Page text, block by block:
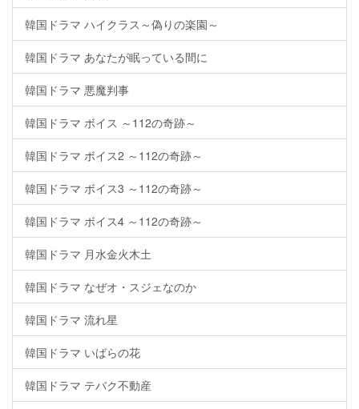
韓国ドラマ ハイクラス～偽りの楽園～
韓国ドラマ あなたが眠っている間に
韓国ドラマ 悪魔判事
韓国ドラマ ボイス ～112の奇跡～
韓国ドラマ ボイス2 ～112の奇跡～
韓国ドラマ ボイス3 ～112の奇跡～
韓国ドラマ ボイス4 ～112の奇跡～
韓国ドラマ 月水金火木土
韓国ドラマ なぜオ・スジェなのか
韓国ドラマ 流れ星
韓国ドラマ いばらの花
韓国ドラマ テバク不動産